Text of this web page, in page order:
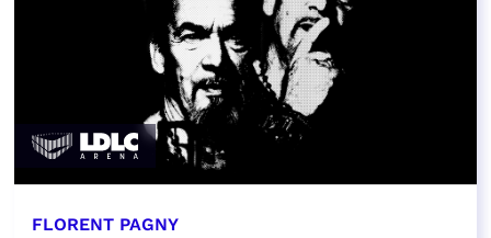
FLORENT PAGNY